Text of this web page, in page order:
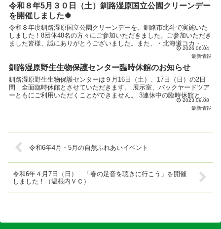
令和８年5月３０日（土）釧路湿原国立公園クリーンデー
を開催しました🍀
令和８年度釧路湿原国立公園クリーンデーを、釧路市北斗で実施いた
しました！8団体48名の方々にご参加いただきました。ご参加いただき
ました皆様、誠にありがとうございました。また、・北海道コカ・コ
2026.06.04
最新情報
釧路湿原野生生物保護センター臨時休館のお知らせ
釧路湿原野生生物保護センターは９月16日（土）、17日（日）の2日
間 全面臨時休館とさせていただきます。 展示室、バックヤードツア
ーともにご利用いただくことができません。 3連休中の臨時休館とな
2023.09.08
最新情報
令和6年4月・5月の自然ふれあいイベント
令和6年４月7日（日） 「春の足音を聴きに行こう」を開催
しました！（温根内ＶＣ）